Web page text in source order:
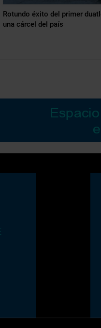
Rotundo éxito del primer
una cárcel del país